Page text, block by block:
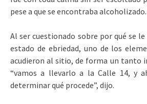
pese a que se encontraba alcoholizado.
Al ser cuestionado sobre por qué se
estado de ebriedad, uno de los
acudieron al sitio, de forma un tanto
“vamos a llevarlo a la Calle 14, y
determinar qué procede”, dijo.